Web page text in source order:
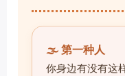
🌫️ 第一种人
你身边有没有